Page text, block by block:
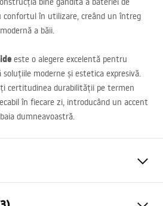
confortul în utilizare, creând un întreg
a băii.
este o alegere excelentă pentru
soluțiile moderne și estetica expresivă.
certitudinea durabilității pe termen
în fiecare zi, introducând un accent
dumneavoastră.